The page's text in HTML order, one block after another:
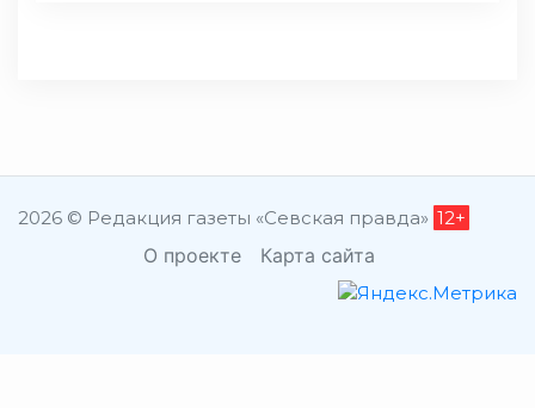
2026 © Редакция газеты «Севская правда» 12+
О проекте Карта сайта